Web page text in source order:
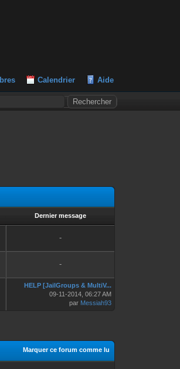
Calendrier Aide
Dernier message
-
-
HELP [JailGroups & MultiV...
09-11-2014, 06:27 AM
par Messiah93
Marquer ce forum comme lu